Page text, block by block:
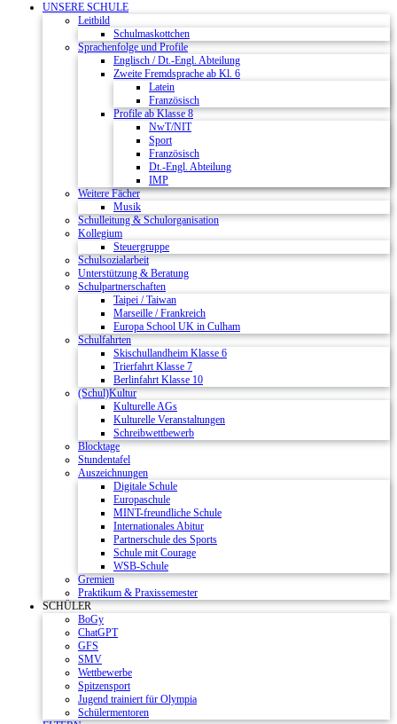
UNSERE SCHULE
Leitbild
Schulmaskottchen
Sprachenfolge und Profile
Englisch / Dt.-Engl. Abteilung
Zweite Fremdsprache ab Kl. 6
Latein
Französisch
Profile ab Klasse 8
NwT/NIT
Sport
Französisch
Dt.-Engl. Abteilung
IMP
Weitere Fächer
Musik
Schulleitung & Schulorganisation
Kollegium
Steuergruppe
Schulsozialarbeit
Unterstützung & Beratung
Schulpartnerschaften
Taipei / Taiwan
Marseille / Frankreich
Europa School UK in Culham
Schulfahrten
Skischullandheim Klasse 6
Trierfahrt Klasse 7
Berlinfahrt Klasse 10
(Schul)Kultur
Kulturelle AGs
Kulturelle Veranstaltungen
Schreibwettbewerb
Blocktage
Stundentafel
Auszeichnungen
Digitale Schule
Europaschule
MINT-freundliche Schule
Internationales Abitur
Partnerschule des Sports
Schule mit Courage
WSB-Schule
Gremien
Praktikum & Praxissemester
SCHÜLER
BoGy
ChatGPT
GFS
SMV
Wettbewerbe
Spitzensport
Jugend trainiert für Olympia
Schülermentoren